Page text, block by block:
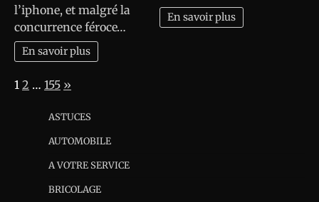
l’iphone, et malgré la
concurrence féroce…
En savoir plus
En savoir plus
Page:
1 2 … 155 Next
»
ASTUCES
AUTOMOBILE
A VOTRE SERVICE
BRICOLAGE